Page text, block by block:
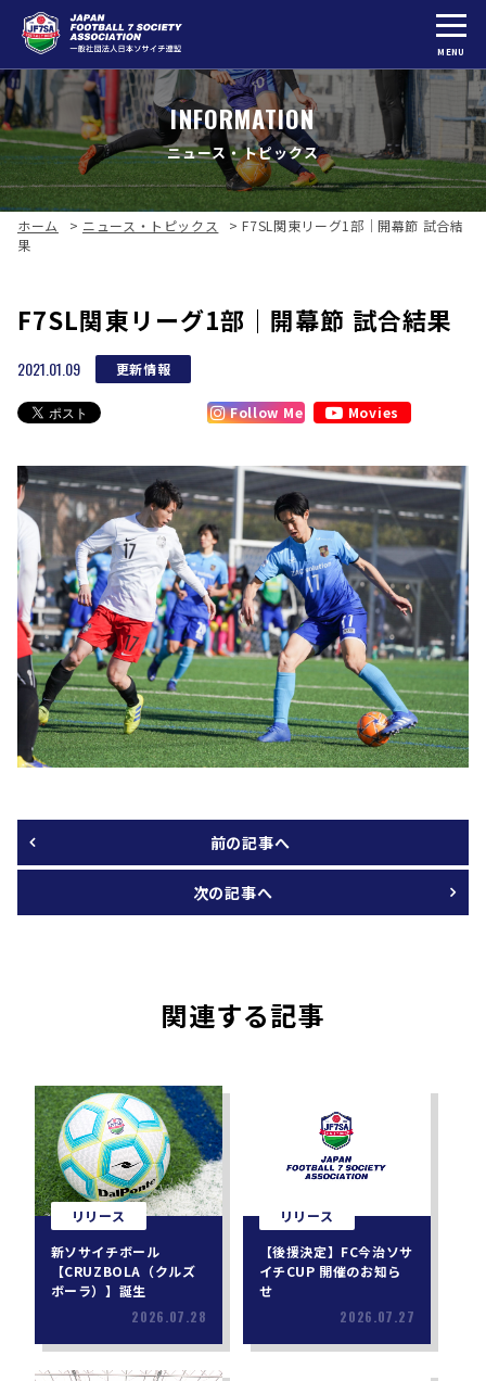
MENU
INFORMATION
ニュース・トピックス
ホーム > ニュース・トピックス >F7SL関東リーグ1部｜開幕節 試合結
果
F7SL関東リーグ1部｜開幕節 試合結果
2021.01.09 更新情報
Follow Me Movies
前の記事へ
次の記事へ
関連する記事
リリース
新ソサイチボール
【CRUZBOLA（クルズ
ボーラ）】誕生
2026.07.28
リリース
【後援決定】FC今治ソサ
イチCUP 開催のお知ら
せ
2026.07.27